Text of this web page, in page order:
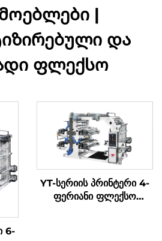
|
და
ფლექსო
6-
YT-სერიის პრინტერი 4-
ფერიანი ფლექსო